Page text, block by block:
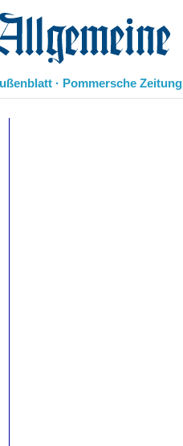
· Pommersche Zeitung